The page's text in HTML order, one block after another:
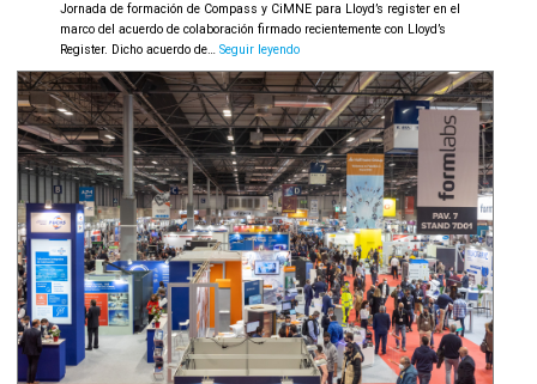
Jornada de formación de Compass y CiMNE para Lloyd’s register en el
marco del acuerdo de colaboración firmado recientemente con Lloyd’s
Register. Dicho acuerdo de… Seguir leyendoJornada
de
formación
sobre
SeaFEM
para
Lloyd’s
Register